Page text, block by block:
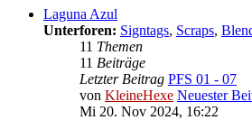
Laguna Azul
Unterforen: Signtags, Scraps,
11 Themen
11 Beiträge
Letzter Beitrag PFS 01 - 07
von KleineHexe Neuester
Mi 20. Nov 2024, 16:22